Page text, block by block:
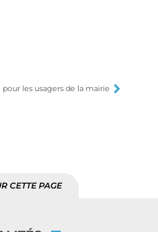
les usagers de la mairie
CETTE PAGE